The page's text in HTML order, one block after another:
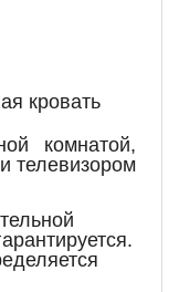
кровать
комнатой,
телевизором